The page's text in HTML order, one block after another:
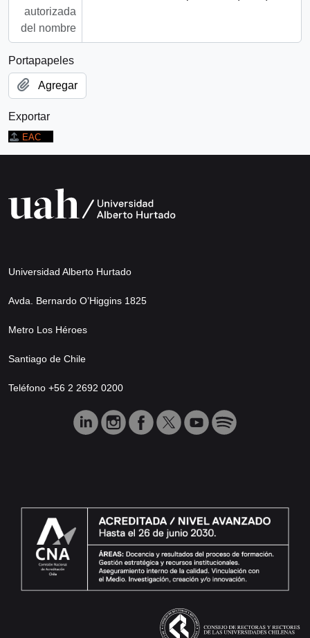
autorizada
del nombre
Portapapeles
Agregar
Exportar
EAC
Universidad Alberto Hurtado
Avda. Bernardo O’Higgins 1825
Metro Los Héroes
Santiago de Chile
Teléfono +56 2 2692 0200